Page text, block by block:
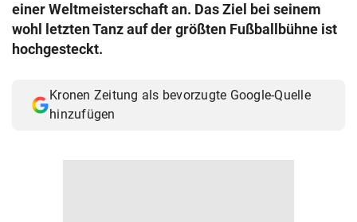
einer Weltmeisterschaft an. Das Ziel bei seinem
wohl letzten Tanz auf der größten Fußballbühne ist
hochgesteckt.
Kronen Zeitung als bevorzugte Google-Quelle
hinzufügen